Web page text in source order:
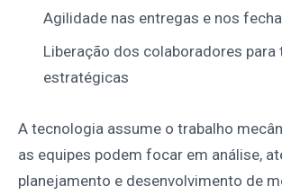
Agilidade nas entregas e nos
Liberação dos colaboradores para
estratégicas
A tecnologia assume o trabalho
as equipes podem focar em análise,
planejamento e desenvolvimento de